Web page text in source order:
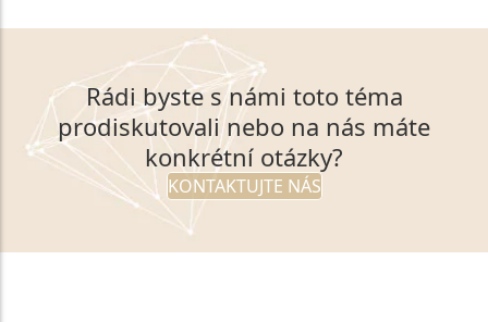
Rádi byste s námi toto téma
prodiskutovali nebo na nás máte
konkrétní otázky?
KONTAKTUJTE NÁS